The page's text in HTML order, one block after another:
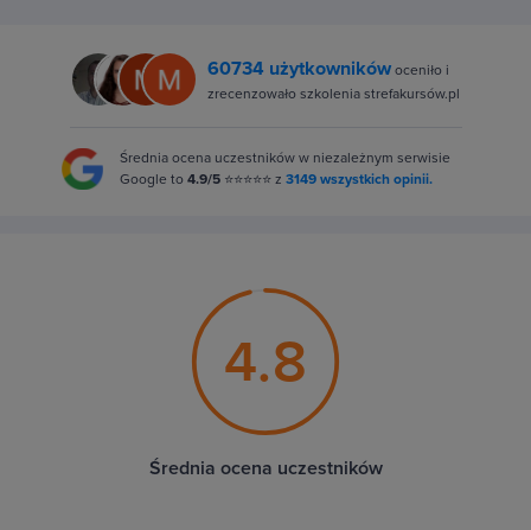
60734 użytkownikówoceniło i
zrecenzowało szkolenia strefakursów.pl
Średnia ocena uczestników w niezależnym serwisie
Google to 4.9/5 ⭐⭐⭐⭐⭐ z 3149 wszystkich opinii.
4.8
Średnia ocena uczestników